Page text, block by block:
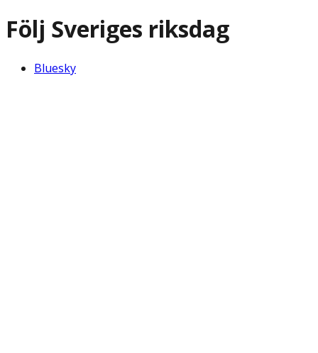
Följ Sveriges riksdag
Bluesky